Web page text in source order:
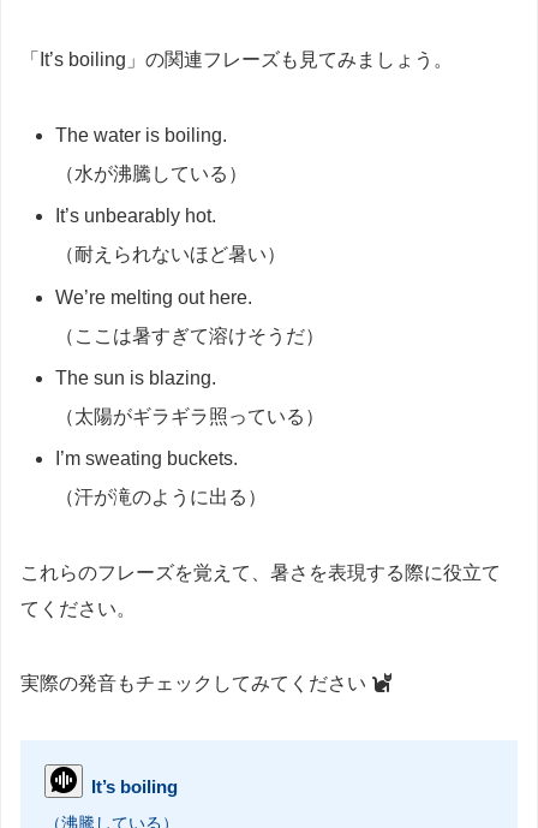
「It’s boiling」の関連フレーズも見てみましょう。
The water is boiling.
（水が沸騰している）
It’s unbearably hot.
（耐えられないほど暑い）
We’re melting out here.
（ここは暑すぎて溶けそうだ）
The sun is blazing.
（太陽がギラギラ照っている）
I’m sweating buckets.
（汗が滝のように出る）
これらのフレーズを覚えて、暑さを表現する際に役立て
てください。
実際の発音もチェックしてみてください
It’s boiling
（沸騰している）